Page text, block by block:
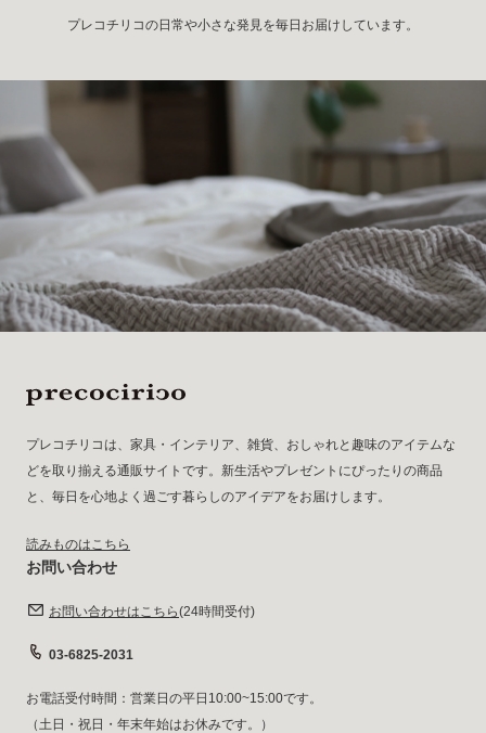
プレコチリコの日常や小さな発見を毎日お届けしています。
プレコチリコは、家具・インテリア、雑貨、おしゃれと趣味のアイテムな
どを取り揃える通販サイトです。新生活やプレゼントにぴったりの商品
と、毎日を心地よく過ごす暮らしのアイデアをお届けします。
読みものはこちら
お問い合わせ
お問い合わせはこちら(24時間受付)
03-6825-2031
お電話受付時間：営業日の平日10:00~15:00です。
（土日・祝日・年末年始はお休みです。）